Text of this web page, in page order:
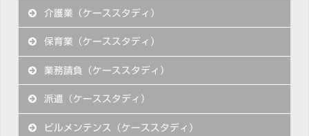
介護業（ケーススタディ）
保育業（ケーススタディ）
業務請負（ケーススタディ）
派遣（ケーススタディ）
ビルメンテンス（ケーススタディ）